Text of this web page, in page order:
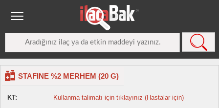
STAFINE %2 MERHEM (20 G)
KT:
Kullanma talimatı için tıklayınız (Hastalar için)